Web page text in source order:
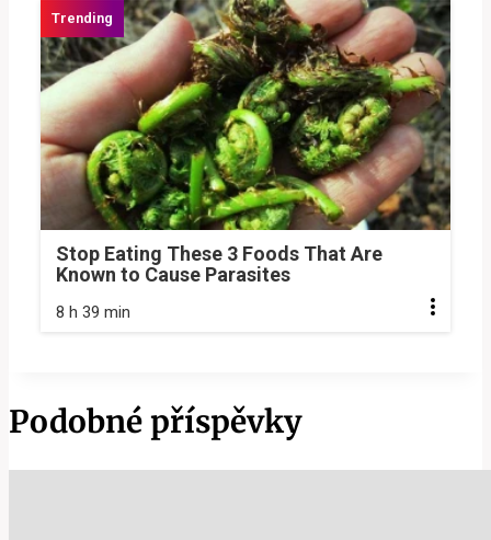
Stop Eating These 3 Foods That Are
Known to Cause Parasites
8 h 39 min
Podobné příspěvky